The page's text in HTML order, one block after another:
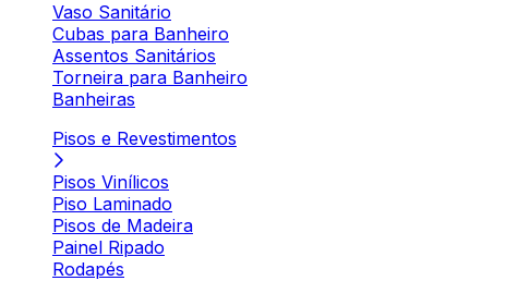
Vaso Sanitário
Cubas para Banheiro
Assentos Sanitários
Torneira para Banheiro
Banheiras
Pisos e Revestimentos
Pisos Vinílicos
Piso Laminado
Pisos de Madeira
Painel Ripado
Rodapés